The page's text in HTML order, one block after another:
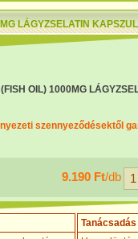
LÁGYZSELATIN
OIL) 1000MG
szennyeződésektől
9.190 Ft/db
Tanácsadás